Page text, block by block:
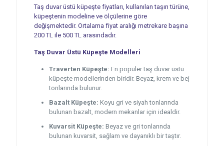
Taş duvar üstü küpeşte fiyatları, kullanılan taşın türüne,
küpeştenin modeline ve ölçülerine göre
değişmektedir. Ortalama fiyat aralığı metrekare başına
200 TL ile 500 TL arasındadır.
Taş Duvar Üstü Küpeşte Modelleri
Traverten Küpeşte: En popüler taş duvar üstü
küpeşte modellerinden biridir. Beyaz, krem ve bej
tonlarında bulunur.
Bazalt Küpeşte: Koyu gri ve siyah tonlarında
bulunan bazalt, modern mekanlar için idealdir.
Kuvarsit Küpeşte: Beyaz ve gri tonlarında
bulunan kuvarsit, sağlam ve dayanıklı bir taştır.